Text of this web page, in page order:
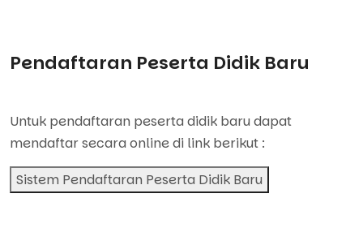
Pendaftaran Peserta Didik Baru
Untuk pendaftaran peserta didik baru dapat
mendaftar secara online di link berikut :
Sistem Pendaftaran Peserta Didik Baru